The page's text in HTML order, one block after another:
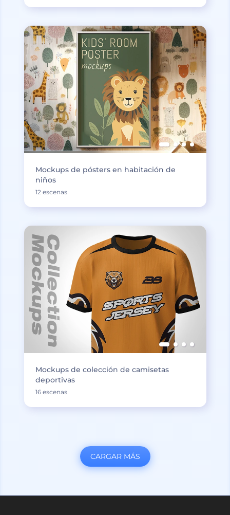
Mockups de pósters en habitación de
niños
12 escenas
Mockups de colección de camisetas
deportivas
16 escenas
CARGAR MÁS